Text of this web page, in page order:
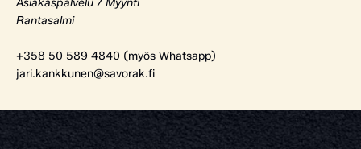
Asiakaspalvelu / Myynti
Rantasalmi
+358 50 589 4840 (myös Whatsapp)
jari.kankkunen@savorak.fi